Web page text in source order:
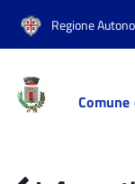
Regione